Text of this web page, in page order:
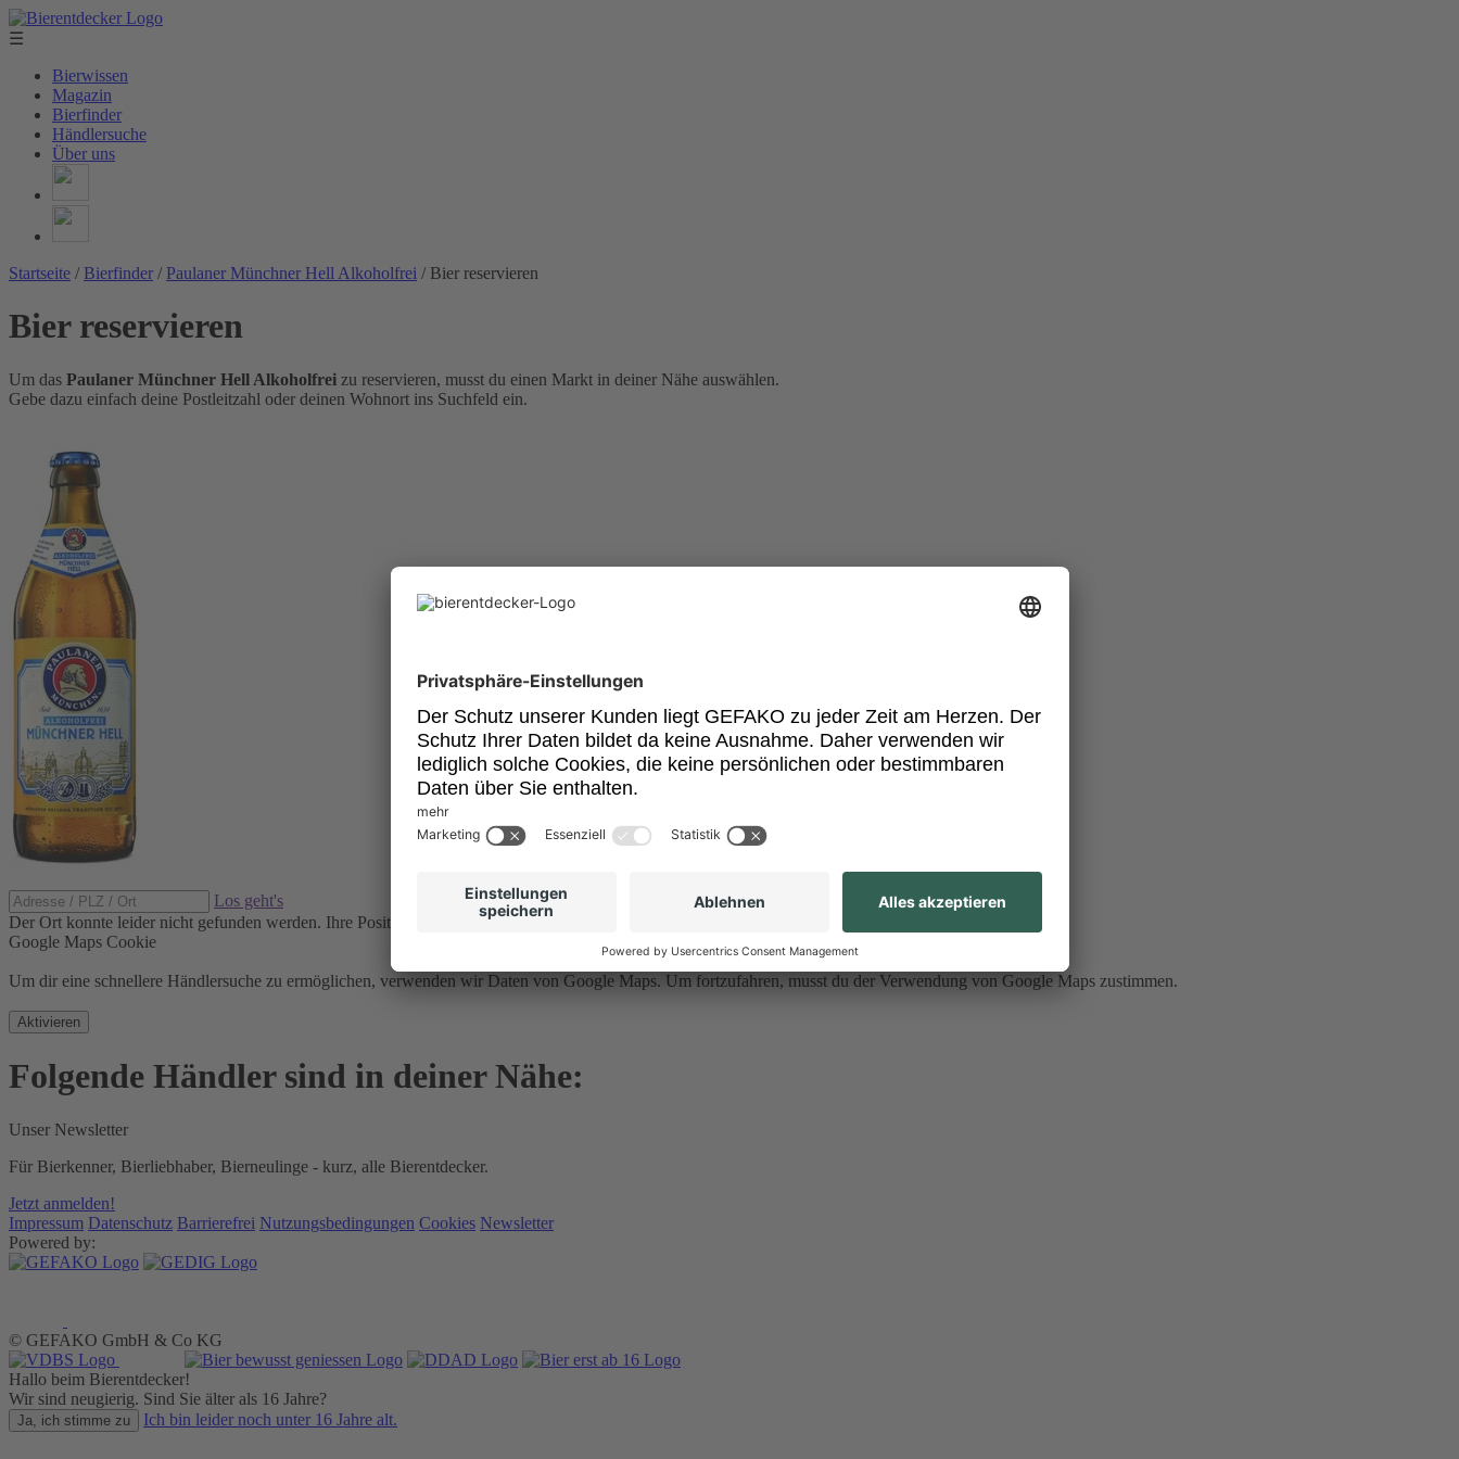
☰
Bierwissen
Magazin
Bierfinder
Händlersuche
Über uns
Startseite / Bierfinder / Paulaner Münchner Hell Alkoholfrei / Bier reservieren
Bier reservieren
Um das Paulaner Münchner Hell Alkoholfrei zu reservieren, musst du einen Markt in deiner Nähe auswählen.
Gebe dazu einfach deine Postleitzahl oder deinen Wohnort ins Suchfeld ein.
Los geht's
Der Ort konnte leider nicht gefunden werden. Ihre Position konnte nicht ermittelt werden.
Google Maps Cookie
Um dir eine schnellere Händlersuche zu ermöglichen, verwenden wir Daten von Google Maps. Um fortzufahren, musst du der Verwendung von Google Maps zustimmen.
Aktivieren
Folgende Händler sind in deiner Nähe:
Unser Newsletter
Für Bierkenner, Bierliebhaber, Bierneulinge - kurz, alle Bierentdecker.
Jetzt anmelden!
Impressum Datenschutz Barrierefrei Nutzungsbedingungen Cookies Newsletter
Powered by:
© GEFAKO GmbH & Co KG
Hallo beim Bierentdecker!
Wir sind neugierig. Sind Sie älter als 16 Jahre?
Ja, ich stimme zu Ich bin leider noch unter 16 Jahre alt.